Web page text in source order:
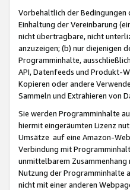
Vorbehaltlich der Bedingungen
Einhaltung der Vereinbarung
nicht übertragbare, nicht
anzuzeigen; (b) nur diejenigen
Programminhalte,
API, Datenfeeds und Produkt-
Kopieren oder andere
Sammeln und Extrahieren von
Sie werden Programminhalte
hiermit eingeräumten Lizenz
Umsätze auf eine Amazon-
Verbindung mit
unmittelbarem
Nutzung der Programminhalte
nicht mit einer anderen